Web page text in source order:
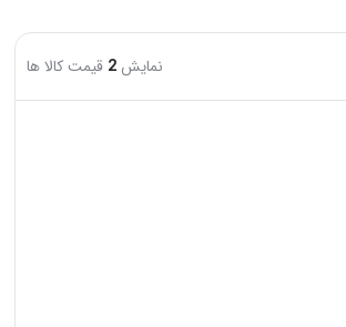
نمایش 2 قیمت کالا ها